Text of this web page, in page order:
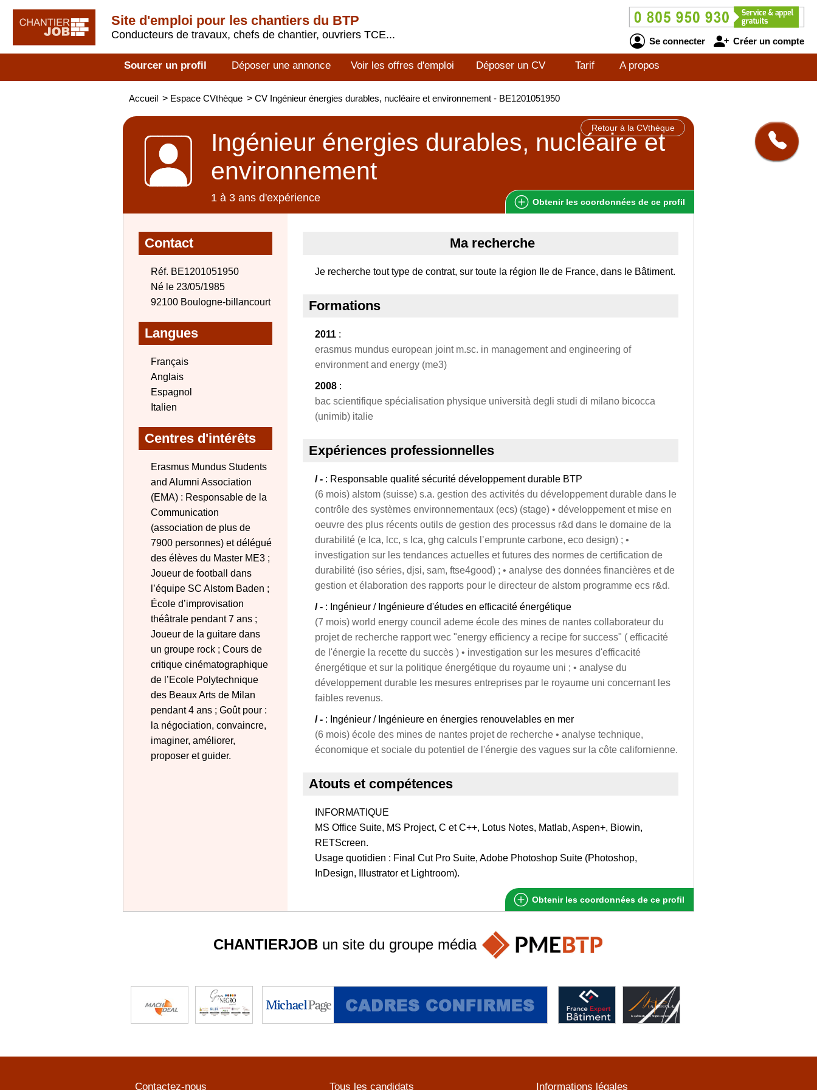
Site d'emploi pour les chantiers du BTP
Conducteurs de travaux, chefs de chantier, ouvriers TCE...
Se connecter Créer un compte
Sourcer un profil Déposer une annonce Voir les offres d'emploi Déposer un CV Tarif A propos
Accueil > Espace CVthèque > CV Ingénieur énergies durables, nucléaire et environnement - BE1201051950
Retour à la CVthèque
Ingénieur énergies durables, nucléaire et
environnement
1 à 3 ans d'expérience Obtenir les coordonnées de ce profil
Contact
Réf. BE1201051950
Né le 23/05/1985
92100 Boulogne-billancourt
Langues
Français
Anglais
Espagnol
Italien
Centres d'intérêts
Erasmus Mundus Students
and Alumni Association
(EMA) : Responsable de la
Communication
(association de plus de
7900 personnes) et délégué
des élèves du Master ME3 ;
Joueur de football dans
lʼéquipe SC Alstom Baden ;
École dʼimprovisation
théâtrale pendant 7 ans ;
Joueur de la guitare dans
un groupe rock ; Cours de
critique cinématographique
de lʼEcole Polytechnique
des Beaux Arts de Milan
pendant 4 ans ; Goût pour :
la négociation, convaincre,
imaginer, améliorer,
proposer et guider.
Ma recherche
Je recherche tout type de contrat, sur toute la région Ile de France, dans le Bâtiment.
Formations
2011 :
erasmus mundus european joint m.sc. in management and engineering of
environment and energy (me3)
2008 :
bac scientifique spécialisation physique università degli studi di milano bicocca
(unimib) italie
Expériences professionnelles
/ - : Responsable qualité sécurité développement durable BTP
(6 mois) alstom (suisse) s.a. gestion des activités du développement durable dans le
contrôle des systèmes environnementaux (ecs) (stage) • développement et mise en
oeuvre des plus récents outils de gestion des processus r&d dans le domaine de la
durabilité (e lca, lcc, s lca, ghg calculs lʼemprunte carbone, eco design) ; •
investigation sur les tendances actuelles et futures des normes de certification de
durabilité (iso séries, djsi, sam, ftse4good) ; • analyse des données financières et de
gestion et élaboration des rapports pour le directeur de alstom programme ecs r&d.
/ - : Ingénieur / Ingénieure d'études en efficacité énergétique
(7 mois) world energy council ademe école des mines de nantes collaborateur du
projet de recherche rapport wec "energy efficiency a recipe for success" ( efficacité
de l'énergie la recette du succès ) • investigation sur les mesures d'efficacité
énergétique et sur la politique énergétique du royaume uni ; • analyse du
développement durable les mesures entreprises par le royaume uni concernant les
faibles revenus.
/ - : Ingénieur / Ingénieure en énergies renouvelables en mer
(6 mois) école des mines de nantes projet de recherche • analyse technique,
économique et sociale du potentiel de l'énergie des vagues sur la côte californienne.
Atouts et compétences
INFORMATIQUE
MS Office Suite, MS Project, C et C++, Lotus Notes, Matlab, Aspen+, Biowin,
RETScreen.
Usage quotidien : Final Cut Pro Suite, Adobe Photoshop Suite (Photoshop,
InDesign, Illustrator et Lightroom).
Obtenir les coordonnées de ce profil
CHANTIERJOBun site du groupe média
Contactez-nous Tous les candidats Informations légales